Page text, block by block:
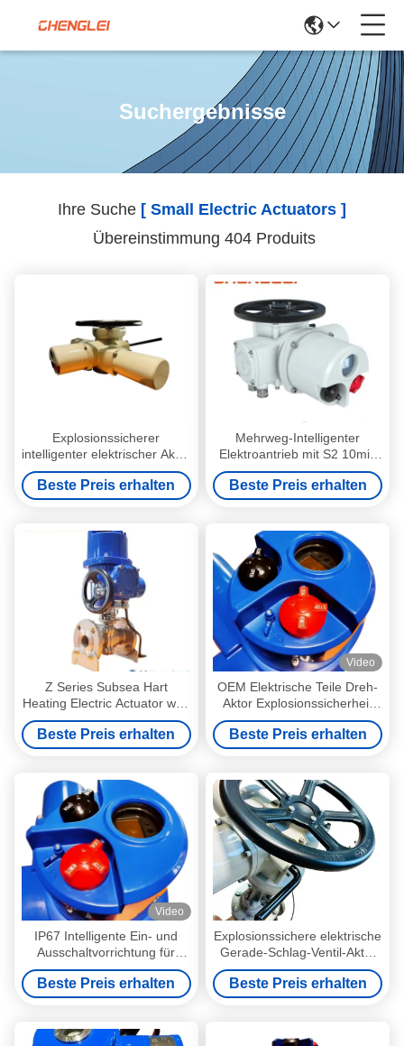
Suchergebnisse
Ihre Suche [ Small Electric Actuators ]
Übereinstimmung 404 Produits
Explosionssicherer
intelligenter elektrischer Aktor
2500NM Mehrdreh-
elektrischer Aktor
Beste Preis erhalten
Mehrweg-Intelligenter
Elektroantrieb mit S2 10min
Motorbetrieb, 4-20mA
Steuerung und
Profibus/Profinet/Modbus/HART/
Beste Preis erhalten
Z Series Subsea Hart
Heating Electric Actuator with
Thermal Protection and
30000/Year Production
Capacity
Beste Preis erhalten
Video
OEM Elektrische Teile Dreh-
Aktor Explosionssicherheit
1200NM Kleiner Dreh-Aktor
Beste Preis erhalten
Video
IP67 Intelligente Ein- und
Ausschaltvorrichtung für
elektrische Ventile
Beste Preis erhalten
Explosionssichere elektrische
Gerade-Schlag-Ventil-Aktor
Kleine Dreh-Aktor
Beste Preis erhalten